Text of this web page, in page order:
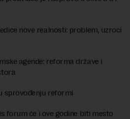
nove realnosti: problem, uzroci
agende: reforma države i
sprovođenju reformi
forum će i ove godine biti mesto